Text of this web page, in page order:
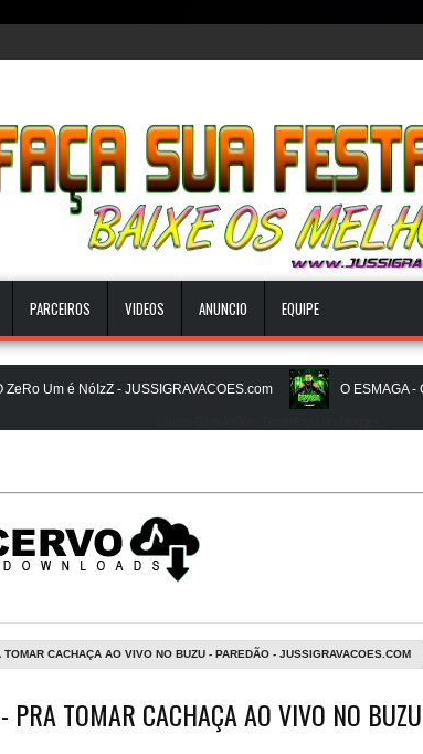
PARCEIROS VIDEOS ANUNCIO EQUIPE
Um é NóIzZ - JUSSIGRAVACOES.com O ESMAGA - CD
CACHAÇA AO VIVO NO BUZU - PAREDÃO - JUSSIGRAVACOES.COM
TOMAR CACHAÇA AO VIVO NO